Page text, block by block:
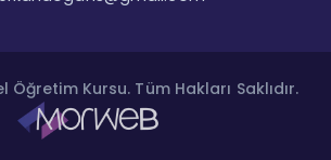
Öğretim Kursu. Tüm Hakları Saklıdır.